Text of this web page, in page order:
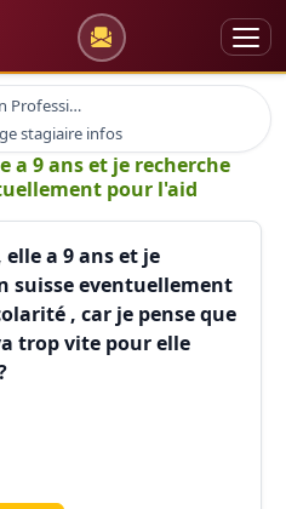
Orientation Professionnelle
stagiaire infos
a 9 ans et je recherche
pour l'aid
a 9 ans et je
suisse eventuellement
, car je pense que
trop vite pour elle